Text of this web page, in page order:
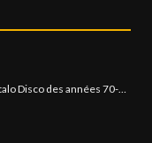
Le meilleur du son Funk, Disco, Dance, Italo Disco des années 70-80-90